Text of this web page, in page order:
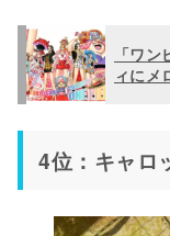
「ワ
ィにメ
4位：キャロ